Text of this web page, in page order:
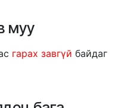
муу
гарах завгүй байдаг